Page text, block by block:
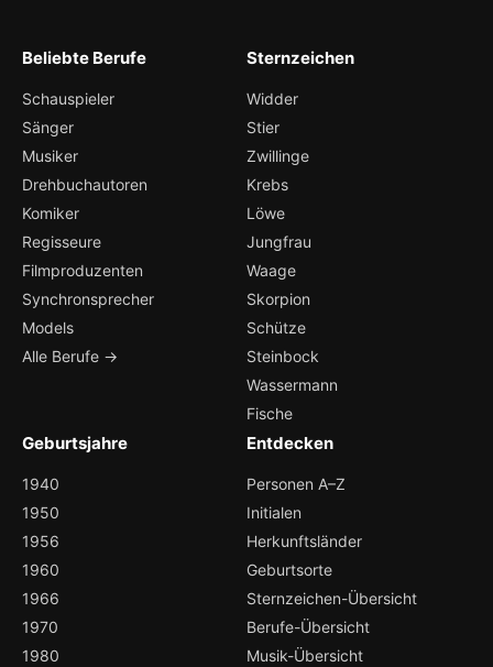
Beliebte Berufe
Schauspieler
Sänger
Musiker
Drehbuchautoren
Komiker
Regisseure
Filmproduzenten
Synchronsprecher
Models
Alle Berufe →
Sternzeichen
Widder
Stier
Zwillinge
Krebs
Löwe
Jungfrau
Waage
Skorpion
Schütze
Steinbock
Wassermann
Fische
Geburtsjahre
1940
1950
1956
1960
1966
1970
1980
Entdecken
Personen A–Z
Initialen
Herkunftsländer
Geburtsorte
Sternzeichen-Übersicht
Berufe-Übersicht
Musik-Übersicht